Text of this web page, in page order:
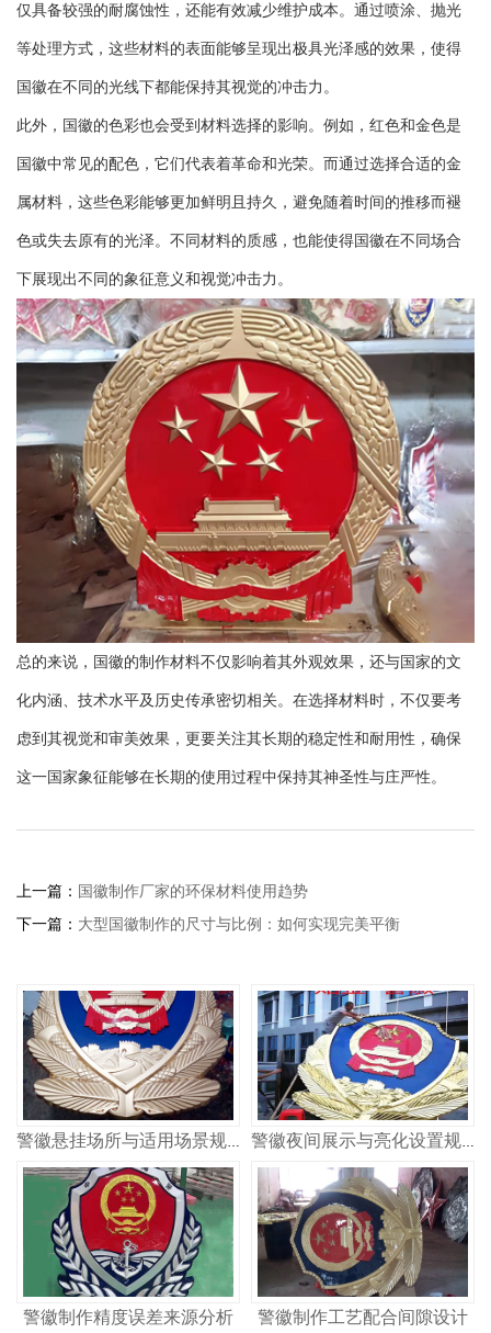
仅具备较强的耐腐蚀性，还能有效减少维护成本。通过喷涂、抛光
等处理方式，这些材料的表面能够呈现出极具光泽感的效果，使得
国徽在不同的光线下都能保持其视觉的冲击力。
此外，国徽的色彩也会受到材料选择的影响。例如，红色和金色是
国徽中常见的配色，它们代表着革命和光荣。而通过选择合适的金
属材料，这些色彩能够更加鲜明且持久，避免随着时间的推移而褪
色或失去原有的光泽。不同材料的质感，也能使得国徽在不同场合
下展现出不同的象征意义和视觉冲击力。
总的来说，国徽的制作材料不仅影响着其外观效果，还与国家的文
化内涵、技术水平及历史传承密切相关。在选择材料时，不仅要考
虑到其视觉和审美效果，更要关注其长期的稳定性和耐用性，确保
这一国家象征能够在长期的使用过程中保持其神圣性与庄严性。
上一篇： 国徽制作厂家的环保材料使用趋势
下一篇： 大型国徽制作的尺寸与比例：如何实现完美平衡
警徽制作精度误差来源分析 警徽制作工艺配合间隙设计